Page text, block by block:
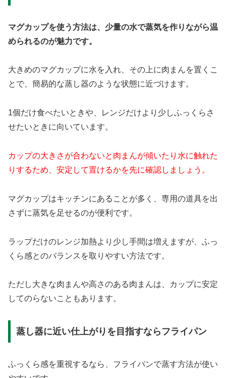
マグカップを使う方法は、少量の水で蒸気を作りながら温
められるのが魅力です。
大きめのマグカップに水を入れ、その上に肉まんを置くこ
とで、簡易的な蒸し器のような状態に近づけます。
1個だけ食べたいときや、レンジだけより少しふっくらさ
せたいときに向いています。
カップの大きさが合わないと肉まんが傾いたり水に触れた
りするため、安定して置けるかを先に確認しましょう。
マグカップはキッチンにあることが多く、専用の道具を出
さずに蒸気を足せるのが便利です。
ラップだけのレンジ加熱より少し手間は増えますが、ふっ
くら感とのバランスを取りやすい方法です。
ただし大きな肉まんや高さのある肉まんは、カップに安定
してのらないこともあります。
蒸し器に近い仕上がりを目指すならフライパン
ふっくら感を重視するなら、フライパンで蒸す方法が使い